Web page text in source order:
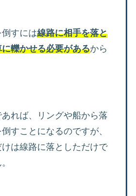
すには 線路に相手を落と
轢かせる必要がある から
れば、リングや船から落
すことになるのですが、
は線路に落としただけで